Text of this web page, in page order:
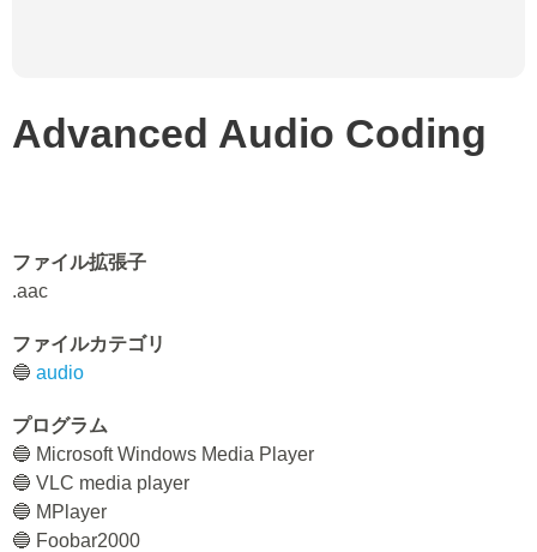
Advanced Audio Coding
ファイル拡張子
.aac
ファイルカテゴリ
🔵 audio
プログラム
🔵 Microsoft Windows Media Player
🔵 VLC media player
🔵 MPlayer
🔵 Foobar2000